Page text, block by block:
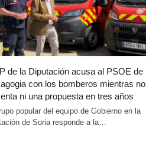
de la Diputación acusa al PSOE de
con los bomberos mientras no
ni una propuesta en tres años
popular del equipo de Gobierno en la
de Soria responde a la…